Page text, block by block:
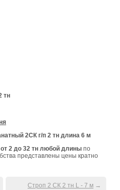
тн
2СК г/п 2 тн длина 6 м
от 2 до 32 тн любой длины по
представлены цены кратно
Строп 2 СК 2 тн L - 7 м →